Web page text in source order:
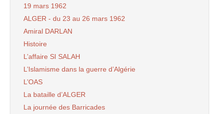
19 mars 1962
ALGER - du 23 au 26 mars 1962
Amiral DARLAN
Histoire
L’affaire SI SALAH
L’Islamisme dans la guerre d’Algérie
L’OAS
La bataille d’ALGER
La journée des Barricades